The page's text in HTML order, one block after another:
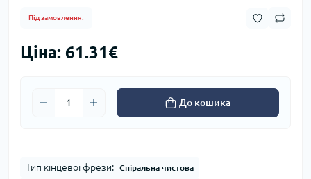
Під замовлення.
Ціна: 61.31€
До кошика
Тип кінцевої фрези: Спіральна чистова